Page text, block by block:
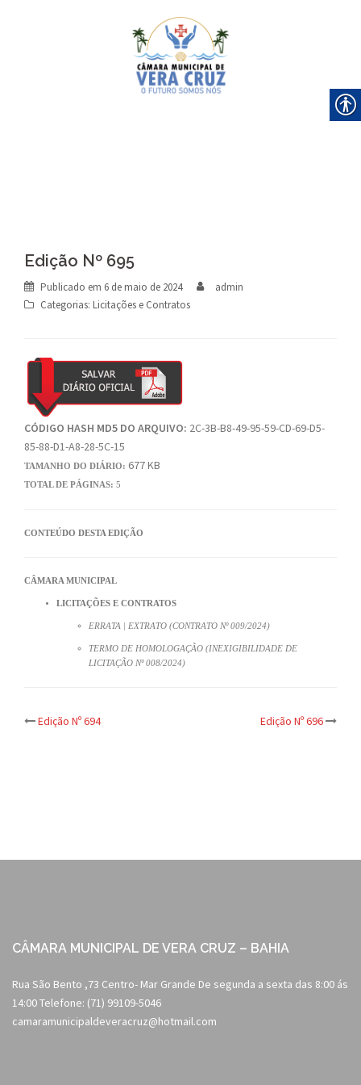
Edição Nº 695
Publicado em 6 de maio de 2024
admin
Categorias: Licitações e Contratos
CÓDIGO HASH MD5 DO ARQUIVO: 2C-3B-B8-49-95-59-CD-69-D5-
85-88-D1-A8-28-5C-15
TAMANHO DO DIÁRIO: 677 KB
TOTAL DE PÁGINAS: 5
CONTEÚDO DESTA EDIÇÃO
CÂMARA MUNICIPAL
LICITAÇÕES E CONTRATOS
ERRATA | EXTRATO (CONTRATO Nº 009/2024)
TERMO DE HOMOLOGAÇÃO (INEXIGIBILIDADE DE
LICITAÇÃO Nº 008/2024)
Post
Edição Nº 694 Edição Nº 696
CÂMARA MUNICIPAL DE VERA CRUZ – BAHIA
Rua São Bento ,73 Centro- Mar Grande De segunda a sexta das 8:00 ás
14:00 Telefone: (71) 99109-5046
camaramunicipaldeveracruz@hotmail.com